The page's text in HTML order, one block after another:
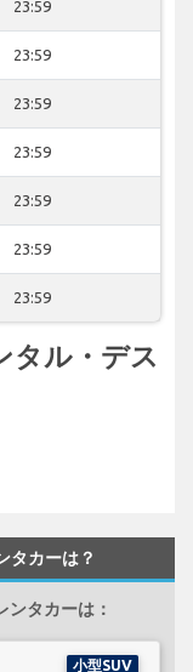
23:59
23:59
23:59
23:59
23:59
23:59
23:59
タル・デス
タカーは？
タカーは：
小型SUV